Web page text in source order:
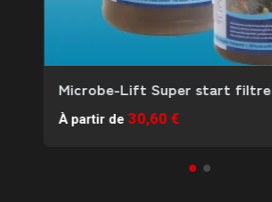
Microbe-Lift Super start filtre
À partir de 30,60 €